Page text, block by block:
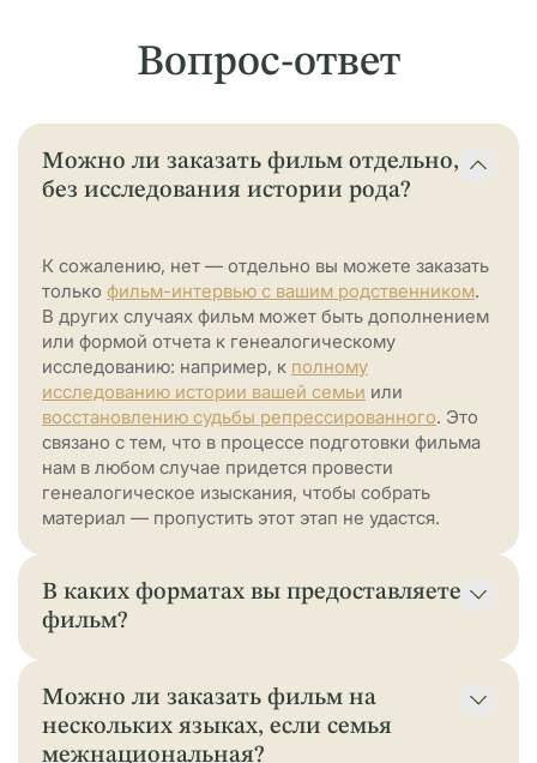
Вопрос-ответ
Можно ли заказать фильм отдельно,
без исследования истории рода?
К сожалению, нет — отдельно вы можете заказать
только фильм-интервью с вашим родственником.
В других случаях фильм может быть дополнением
или формой отчета к генеалогическому
исследованию: например, к полному
исследованию истории вашей семьи или
восстановлению судьбы репрессированного. Это
связано с тем, что в процессе подготовки фильма
нам в любом случае придется провести
генеалогическое изыскания, чтобы собрать
материал — пропустить этот этап не удастся.
В каких форматах вы предоставляете
фильм?
на любых устройствах — от телевизора и
компьютера до смартфона. По желанию видео
также может быть записано на флеш‑носитель или
Можно ли заказать фильм на
нескольких языках, если семья
межнациональная?